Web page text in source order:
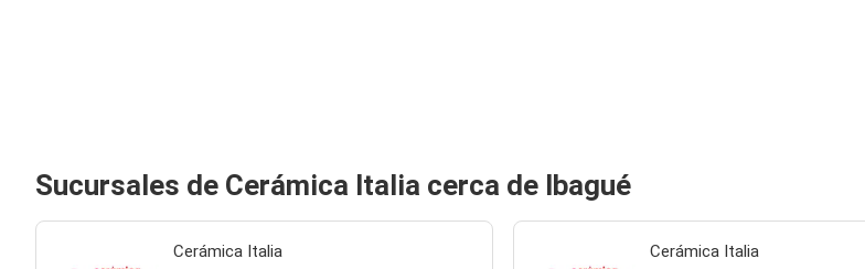
Sucursales de Cerámica Italia cerca de Ibagué
Cerámica Italia Cerámica Italia